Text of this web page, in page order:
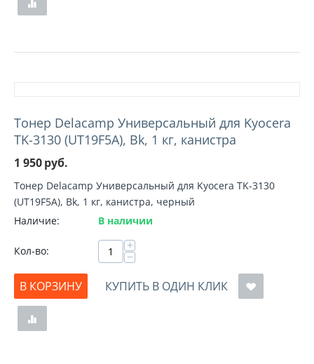
Тонер Delacamp Универсальный для Kyocera
TK-3130 (UT19F5A), Bk, 1 кг, канистра
1 950руб.
Тонер Delacamp Универсальный для Kyocera TK-3130
(UT19F5A), Bk, 1 кг, канистра, черный
Наличие:
В наличии
Кол-во: +
−
В КОРЗИНУ
КУПИТЬ В ОДИН КЛИК